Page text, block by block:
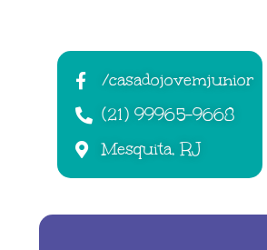
/casadojovemjunior
(21) 99965-9668
Mesquita, RJ